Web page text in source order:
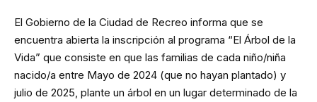
El Gobierno de la Ciudad de Recreo informa que se
encuentra abierta la inscripción al programa “El Árbol de la
Vida” que consiste en que las familias de cada niño/niña
nacido/a entre Mayo de 2024 (que no hayan plantado) y
julio de 2025, plante un árbol en un lugar determinado de la